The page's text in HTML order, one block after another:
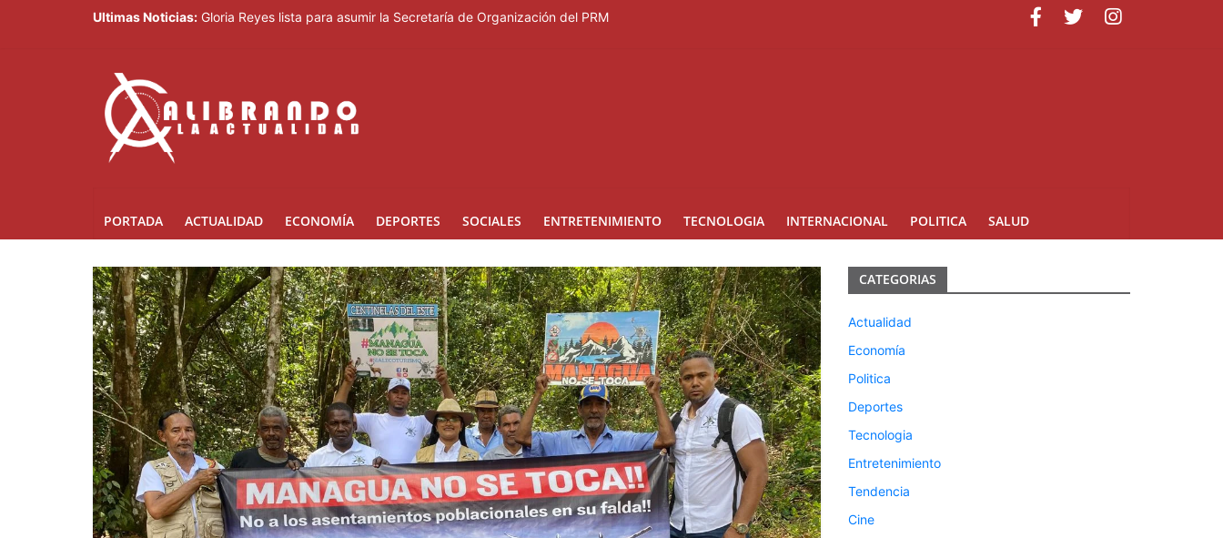
Ultimas Noticias: Gloria Reyes lista para asumir la Secretaría de Organización del PRM
PORTADA ACTUALIDAD ECONOMÍA DEPORTES SOCIALES ENTRETENIMIENTO TECNOLOGIA INTERNACIONAL POLITICA SALUD
CATEGORIAS
Actualidad
Economía
Politica
Deportes
Tecnologia
Entretenimiento
Tendencia
Cine